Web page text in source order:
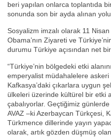
beri yapılan onlarca toplantıda
sonunda son bir ayda alınan
Sosyalizm imzalı olarak 11
Obama’nın Ziyareti ve
durumu Türkiye açısından net
“Türkiye’nin bölgedeki etki
emperyalist müdahalelere
Kafkasya’daki çıkarlara uygun
ülkeleri üzerinde kültürel bir etki
çabalıyorlar. Geçtiğimiz
AVAZ –ki Azerbaycan Türkçesi,
Türkmence dillerinde yayın
olarak, artık gözden düşmüş